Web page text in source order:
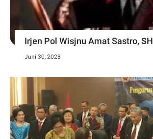
Irjen Pol Wisjnu Amat Sastro, SH
Juni 30, 2023